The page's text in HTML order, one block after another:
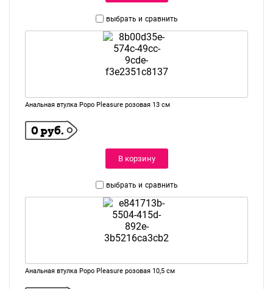
выбрать и сравнить
Анальная втулка Popo Pleasure розовая 13 см
0 руб.
В корзину
выбрать и сравнить
Анальная втулка Popo Pleasure розовая 10,5 см